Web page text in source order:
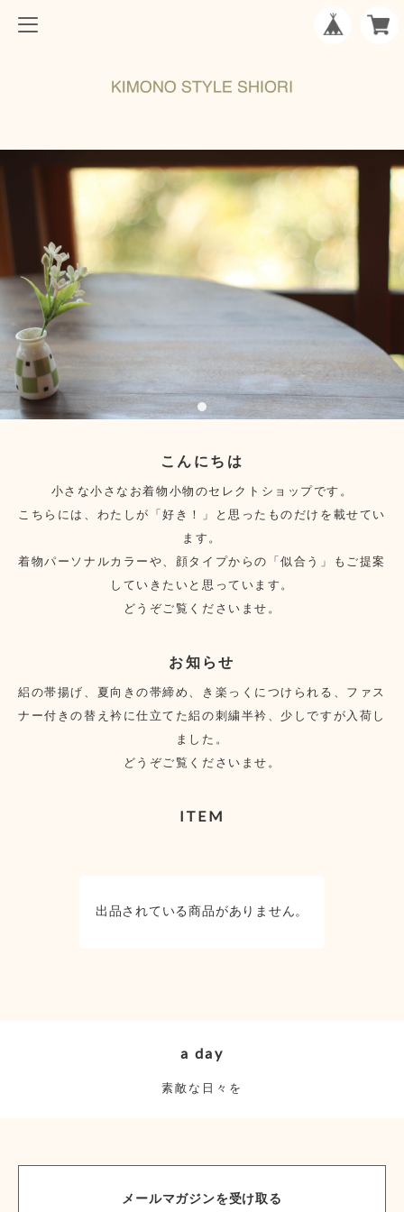
こんにちは
小さな小さなお着物小物のセレクトショップです。
こちらには、わたしが「好き！」と思ったものだけを載せてい
ます。
着物パーソナルカラーや、顔タイプからの「似合う」もご提案
していきたいと思っています。
どうぞご覧くださいませ。
お知らせ
絽の帯揚げ、夏向きの帯締め、き楽っくにつけられる、ファス
ナー付きの替え衿に仕立てた絽の刺繍半衿、少しですが入荷し
ました。
どうぞご覧くださいませ。
ITEM
出品されている商品がありません。
a day
素敵な日々を
メールマガジンを受け取る